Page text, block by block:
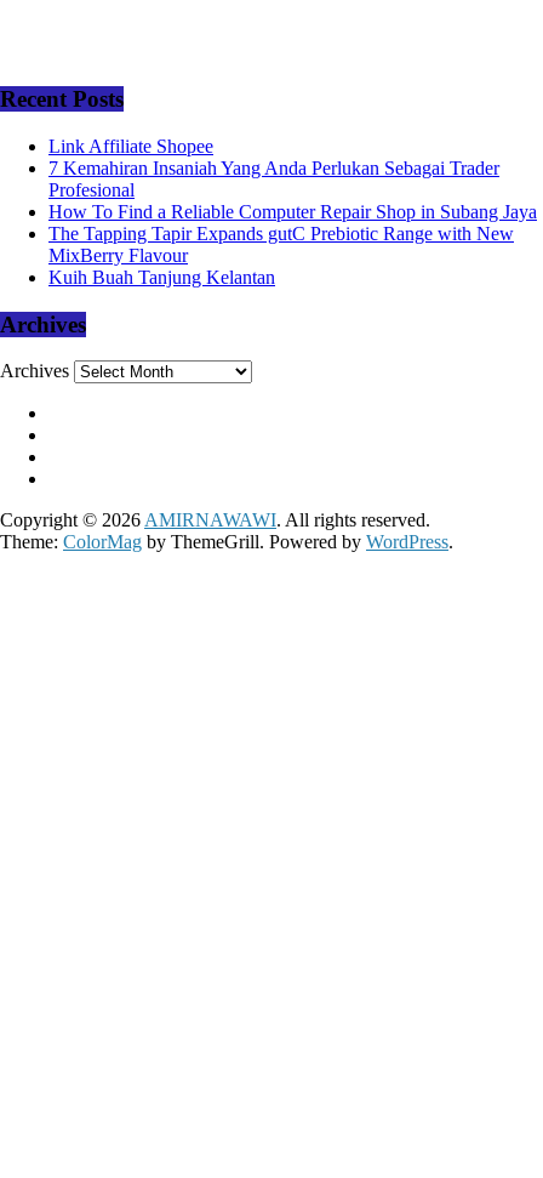
Recent Posts
Link Affiliate Shopee
7 Kemahiran Insaniah Yang Anda Perlukan Sebagai Trader
Profesional
How To Find a Reliable Computer Repair Shop in Subang Jaya
The Tapping Tapir Expands gutC Prebiotic Range with New
MixBerry Flavour
Kuih Buah Tanjung Kelantan
Archives
Archives
Copyright © 2026 AMIRNAWAWI. All rights reserved.
Theme: ColorMag by ThemeGrill. Powered by WordPress.